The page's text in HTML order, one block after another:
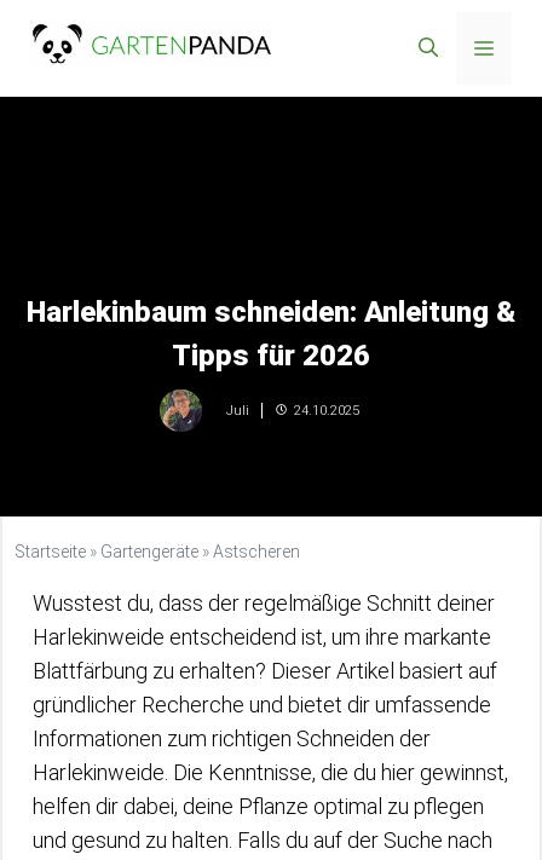
Inhalt
Menü
Harlekinbaum schneiden: Anleitung &
Tipps für 2026
Juli 24.10.2025
Startseite » Gartengeräte »Astscheren
Wusstest du, dass der regelmäßige Schnitt deiner
Harlekinweide entscheidend ist, um ihre markante
Blattfärbung zu erhalten? Dieser Artikel basiert auf
gründlicher Recherche und bietet dir umfassende
Informationen zum richtigen Schneiden der
Harlekinweide. Die Kenntnisse, die du hier gewinnst,
helfen dir dabei, deine Pflanze optimal zu pflegen
und gesund zu halten. Falls du auf der Suche nach